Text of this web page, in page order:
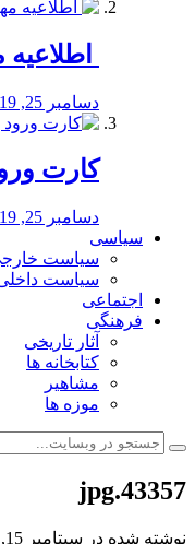
دسامبر 25, 2019
کارت
دسامبر 25, 2019
سیاسی
سیاست
سیاست
اجتماعی
فرهنگی
آثار تاریخی
کتابخانه ها
مشاهیر
موزه ها
43357.jpg
نوشته شده در سپتامبر 15, 2019